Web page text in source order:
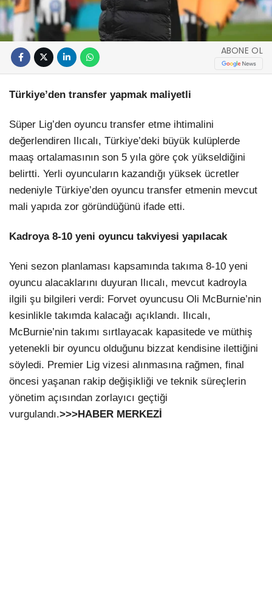
ABONE OL
Türkiye’den transfer yapmak maliyetli
Süper Lig’den oyuncu transfer etme ihtimalini
değerlendiren Ilıcalı, Türkiye’deki büyük kulüplerde
maaş ortalamasının son 5 yıla göre çok yükseldiğini
belirtti. Yerli oyuncuların kazandığı yüksek ücretler
nedeniyle Türkiye’den oyuncu transfer etmenin mevcut
mali yapıda zor göründüğünü ifade etti.
Kadroya 8-10 yeni oyuncu takviyesi yapılacak
Yeni sezon planlaması kapsamında takıma 8-10 yeni
oyuncu alacaklarını duyuran Ilıcalı, mevcut kadroyla
ilgili şu bilgileri verdi: Forvet oyuncusu Oli McBurnie’nin
kesinlikle takımda kalacağı açıklandı. Ilıcalı,
McBurnie’nin takımı sırtlayacak kapasitede ve müthiş
yetenekli bir oyuncu olduğunu bizzat kendisine ilettiğini
söyledi. Premier Lig vizesi alınmasına rağmen, final
öncesi yaşanan rakip değişikliği ve teknik süreçlerin
yönetim açısından zorlayıcı geçtiği
vurgulandı.>>>HABER MERKEZİ